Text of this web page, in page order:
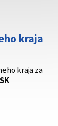
stránka
sídla.
kraja
kraja za